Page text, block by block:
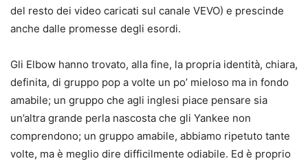
del resto dei video caricati sul canale VEVO) e prescinde
anche dalle promesse degli esordi.
Gli Elbow hanno trovato, alla fine, la propria identità, chiara,
definita, di gruppo pop a volte un po’ mieloso ma in fondo
amabile; un gruppo che agli inglesi piace pensare sia
un’altra grande perla nascosta che gli Yankee non
comprendono; un gruppo amabile, abbiamo ripetuto tante
volte, ma è meglio dire difficilmente odiabile. Ed è proprio